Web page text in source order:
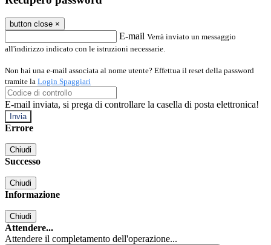
button close ×
E-mail Verrà inviato un messaggio
all'indirizzo indicato con le istruzioni necessarie.
Non hai una e-mail associata al nome utente? Effettua il reset della password
tramite la Login Spaggiari
E-mail inviata, si prega di controllare la casella di posta elettronica!
Errore
Chiudi
Successo
Chiudi
Informazione
Chiudi
Attendere...
Attendere il completamento dell'operazione...